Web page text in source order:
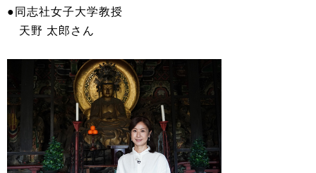
●同志社女子大学教授
天野 太郎さん